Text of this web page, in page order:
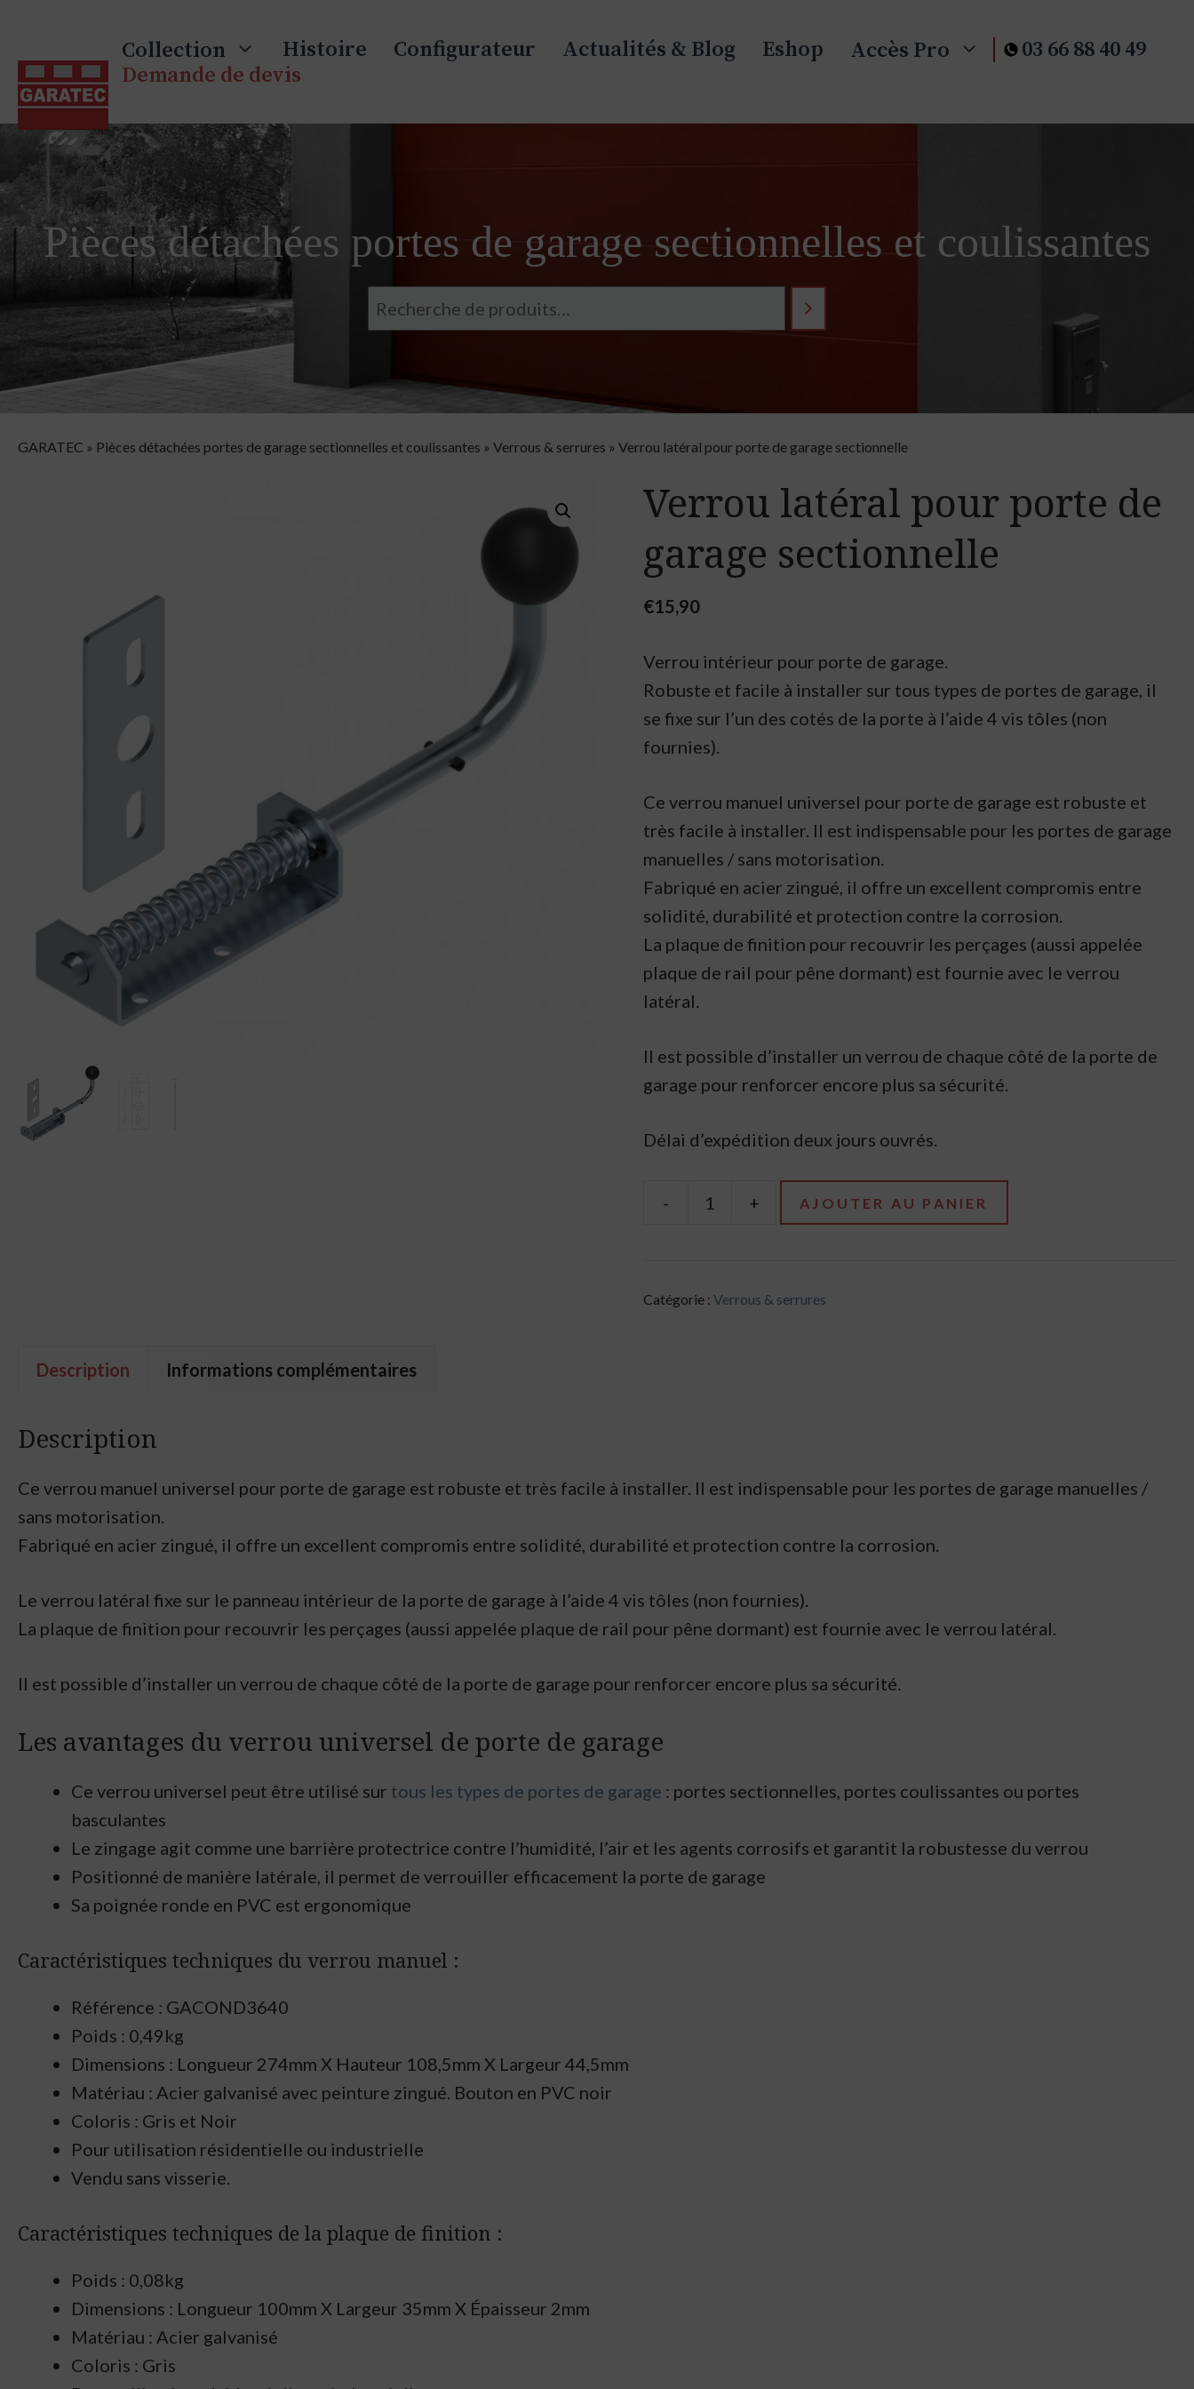
content
Collection Histoire Configurateur Actualités & Blog Eshop Accès Pro
03 66 88 40 49
Demande de devis
Pièces détachées portes de garage sectionnelles et coulissantes
GARATEC » Pièces détachées portes de garage sectionnelles et coulissantes » Verrous & serrures » Verrou latéral pour porte de garage sectionnelle
Verrou latéral pour porte de
garage sectionnelle
€15,90
Verrou intérieur pour porte de garage.
Robuste et facile à installer sur tous types de portes de garage, il
se fixe sur l’un des cotés de la porte à l’aide 4 vis tôles (non
fournies).
Ce verrou manuel universel pour porte de garage est robuste et
très facile à installer. Il est indispensable pour les portes de garage
manuelles / sans motorisation.
Fabriqué en acier zingué, il offre un excellent compromis entre
solidité, durabilité et protection contre la corrosion.
La plaque de finition pour recouvrir les perçages (aussi appelée
plaque de rail pour pêne dormant) est fournie avec le verrou
latéral.
Il est possible d’installer un verrou de chaque côté de la porte de
garage pour renforcer encore plus sa sécurité.
Délai d’expédition deux jours ouvrés.
-
quantité
latéral
+ AJOUTER AU PANIER
Catégorie :Verrous & serrures
Description Informations complémentaires
Description
Ce verrou manuel universel pour porte de garage est robuste et très facile à installer. Il est indispensable pour les portes de garage manuelles /
sans motorisation.
Fabriqué en acier zingué, il offre un excellent compromis entre solidité, durabilité et protection contre la corrosion.
Le verrou latéral fixe sur le panneau intérieur de la porte de garage à l’aide 4 vis tôles (non fournies).
La plaque de finition pour recouvrir les perçages (aussi appelée plaque de rail pour pêne dormant) est fournie avec le verrou latéral.
Il est possible d’installer un verrou de chaque côté de la porte de garage pour renforcer encore plus sa sécurité.
Les avantages du verrou universel de porte de garage
Ce verrou universel peut être utilisé sur tous les types de portes de garage : portes sectionnelles, portes coulissantes ou portes
basculantes
Le zingage agit comme une barrière protectrice contre l’humidité, l’air et les agents corrosifs et garantit la robustesse du verrou
Positionné de manière latérale, il permet de verrouiller efficacement la porte de garage
Sa poignée ronde en PVC est ergonomique
Caractéristiques techniques du verrou manuel :
Référence : GACOND3640
Poids : 0,49kg
Dimensions : Longueur 274mm X Hauteur 108,5mm X Largeur 44,5mm
Matériau : Acier galvanisé avec peinture zingué. Bouton en PVC noir
Coloris : Gris et Noir
Pour utilisation résidentielle ou industrielle
Vendu sans visserie.
Caractéristiques techniques de la plaque de finition :
Poids : 0,08kg
Dimensions : Longueur 100mm X Largeur 35mm X Épaisseur 2mm
Matériau : Acier galvanisé
Coloris : Gris